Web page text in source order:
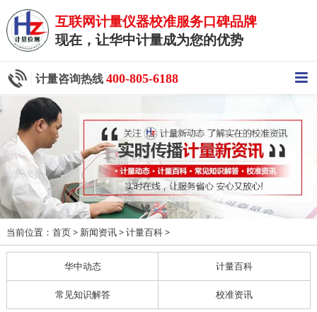
互联网计量仪器校准服务口碑品牌
现在，让华中计量成为您的优势
计量咨询热线 400-805-6188
当前位置： 首页> 新闻资讯> 计量百科>
华中动态 计量百科
常见知识解答 校准资讯